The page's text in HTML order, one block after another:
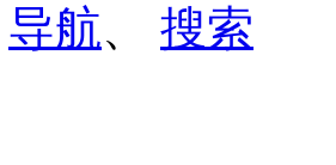
导航、 搜索